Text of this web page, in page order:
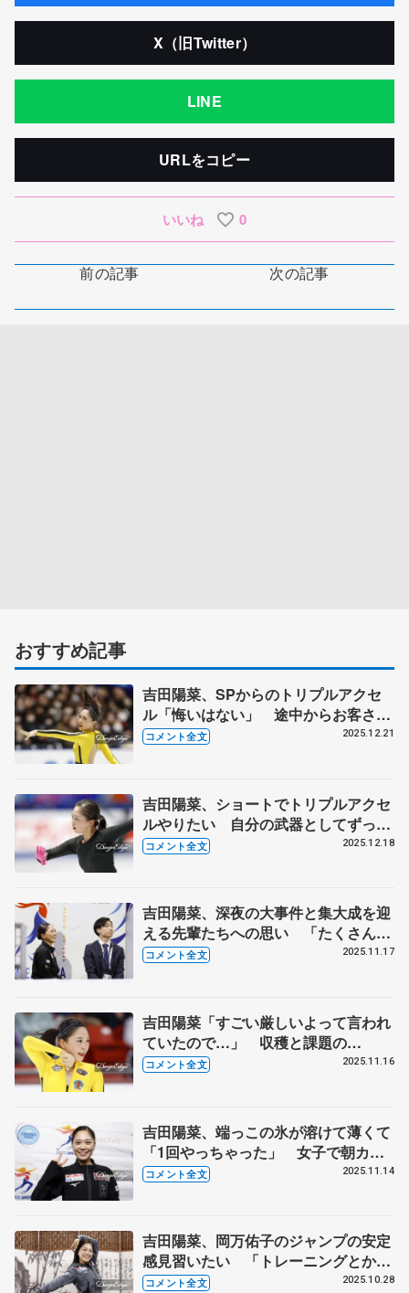
X（旧Twitter）
LINE
URLをコピー
いいね 0
前の記事 次の記事
おすすめ記事
吉田陽菜、SPからのトリプルアクセ
ル「悔いはない」 途中からお客さん
が手拍子「それに乗って楽しむことが
コメント全文 2025.12.21
吉田陽菜、ショートでトリプルアクセ
ルやりたい 自分の武器としてずっと
挑戦し続けてきたので【全日本フィギ
コメント全文 2025.12.18
吉田陽菜、深夜の大事件と集大成を迎
える先輩たちへの思い 「たくさんお
世話になって、みんなと仲良くなれ
コメント全文 2025.11.17
吉田陽菜「すごい厳しいよって言われ
ていたので…」 収穫と課題の
SP【GP第5戦スケートアメリカ・女
コメント全文 2025.11.16
吉田陽菜、端っこの氷が溶けて薄くて
「1回やっちゃった」 女子で朝カフ
ェ「新葉ちゃんの部屋でハプニング
コメント全文 2025.11.14
吉田陽菜、岡万佑子のジャンプの安定
感見習いたい 「トレーニングとか運
動神経がすごいっていうのが」
コメント全文 2025.10.28